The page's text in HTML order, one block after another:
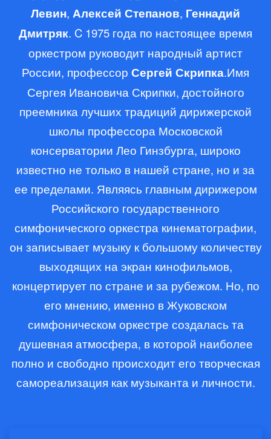
Левин, Алексей Степанов, Геннадий
Дмитряк. C 1975 года по настоящее время
оркестром руководит народный артист
России, профессор Сергей Скрипка.Имя
Сергея Ивановича Скрипки, достойного
преемника лучших традиций дирижерской
школы профессора Московской
консерватории Лео Гинзбурга, широко
известно не только в нашей стране, но и за
ее пределами. Являясь главным дирижером
Российского государственного
симфонического оркестра кинематографии,
он записывает музыку к большому количеству
выходящих на экран кинофильмов,
концертирует по стране и за рубежом. Но, по
его мнению, именно в Жуковском
симфоническом оркестре создалась та
душевная атмосфера, в которой наиболее
полно и свободно происходит его творческая
самореализация как музыканта и личности.